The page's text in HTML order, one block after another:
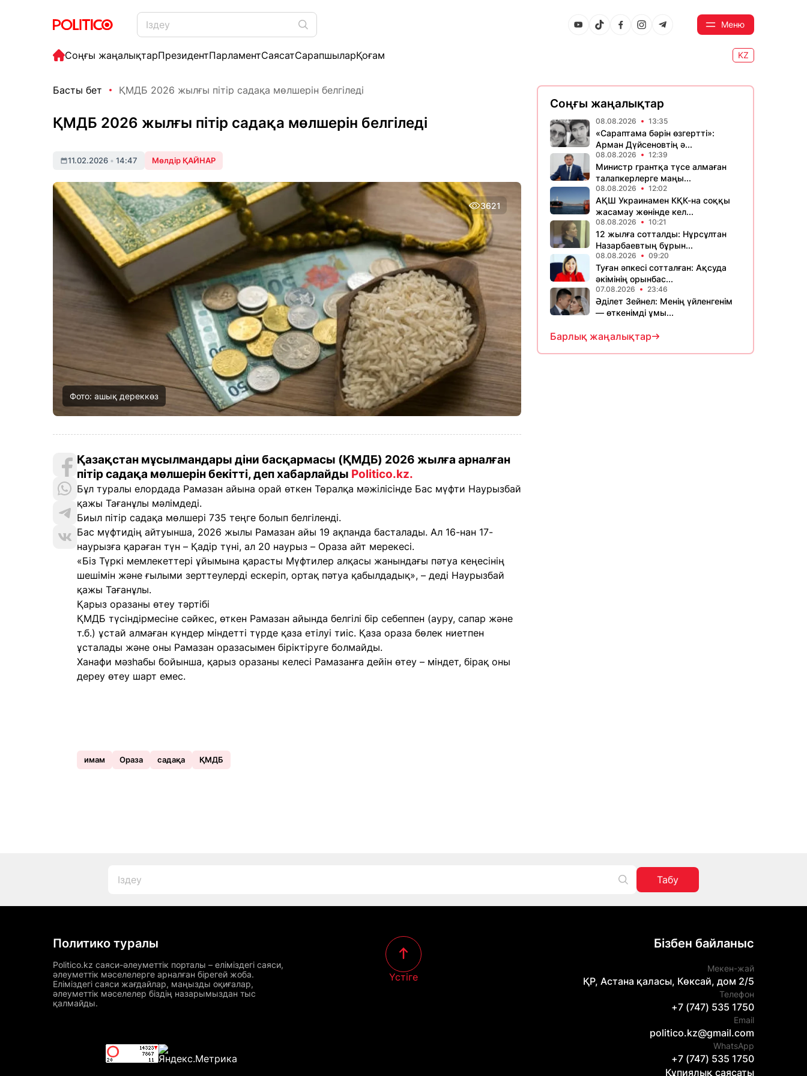
Меню
Соңғы жаңалықтарПрезидентПарламентСаясатСарапшыларҚоғам KZ
Басты бет ҚМДБ 2026 жылғы пітір садақа мөлшерін белгіледі
ҚМДБ 2026 жылғы пітір садақа мөлшерін белгіледі
11.02.2026 • 14:47 Мөлдір ҚАЙНАР
3621
Фото: ашық дереккөз
Қазақстан мұсылмандары діни басқармасы (ҚМДБ) 2026 жылға арналған
пітір садақа мөлшерін бекітті, деп хабарлайды Politico.kz.
Бұл туралы елордада Рамазан айына орай өткен Төралқа мәжілісінде Бас мүфти Наурызбай
қажы Тағанұлы мәлімдеді.
Биыл пітір садақа мөлшері 735 теңге болып белгіленді.
Бас мүфтидің айтуынша, 2026 жылы Рамазан айы 19 ақпанда басталады. Ал 16-нан 17-
наурызға қараған түн – Қадір түні, ал 20 наурыз – Ораза айт мерекесі.
«Біз Түркі мемлекеттері ұйымына қарасты Мүфтилер алқасы жанындағы пәтуа кеңесінің
шешімін және ғылыми зерттеулерді ескеріп, ортақ пәтуа қабылдадық», – деді Наурызбай
қажы Тағанұлы.
Қарыз оразаны өтеу тәртібі
ҚМДБ түсіндірмесіне сәйкес, өткен Рамазан айында белгілі бір себеппен (ауру, сапар және
т.б.) ұстай алмаған күндер міндетті түрде қаза етілуі тиіс. Қаза ораза бөлек ниетпен
ұсталады және оны Рамазан оразасымен біріктіруге болмайды.
Ханафи мәзһабы бойынша, қарыз оразаны келесі Рамазанға дейін өтеу – міндет, бірақ оны
дереу өтеу шарт емес.
имам Ораза садақа ҚМДБ
Соңғы жаңалықтар
08.08.2026 13:35
«Сараптама бәрін өзгертті»:
Арман Дүйсеновтің ә...
08.08.2026 12:39
Министр грантқа түсе алмаған
талапкерлерге маңы...
08.08.2026 12:02
АҚШ Украинамен КҚК-на соққы
жасамау жөнінде кел...
08.08.2026 10:21
12 жылға сотталды: Нұрсұлтан
Назарбаевтың бұрын...
08.08.2026 09:20
Туған әпкесі сотталған: Ақсуда
әкімінің орынбас...
07.08.2026 23:46
Әділет Зейнел: Менің үйленгенім
— өткенімді ұмы...
Барлық жаңалықтар
Табу
Политико туралы
Politico.kz саяси-әлеуметтік порталы – еліміздегі саяси,
әлеуметтік мәселелерге арналған бірегей жоба.
Еліміздегі саяси жағдайлар, маңызды оқиғалар,
әлеуметтік мәселелер біздің назарымыздан тыс
қалмайды.
Үстіге
Бізбен байланыс
Мекен-жай
ҚР, Астана қаласы, Көксай, дом 2/5
Телефон
+7 (747) 535 1750
Email
politico.kz@gmail.com
WhatsApp
+7 (747) 535 1750
Құпиялық саясаты